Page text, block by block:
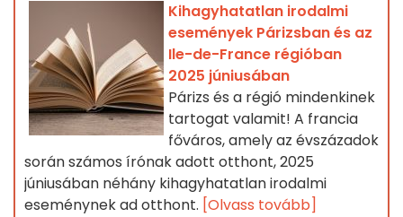
Kihagyhatatlan irodalmi
események Párizsban és az
Ile-de-France régióban
2025 júniusában
Párizs és a régió mindenkinek
tartogat valamit! A francia
főváros, amely az évszázadok
során számos írónak adott otthont, 2025
júniusában néhány kihagyhatatlan irodalmi
eseménynek ad otthont. [Olvass tovább]